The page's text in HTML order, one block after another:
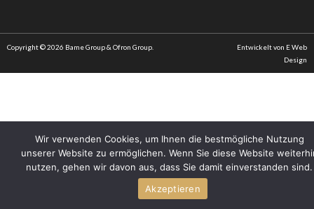
Copyright © 2026 Bame Group & Ofron Group.
Entwickelt von E Web
Design
Wir verwenden Cookies, um Ihnen die bestmögliche Nutzung
unserer Website zu ermöglichen. Wenn Sie diese Website
nutzen, gehen wir davon aus, dass Sie damit einverstanden sind.
Akzeptieren